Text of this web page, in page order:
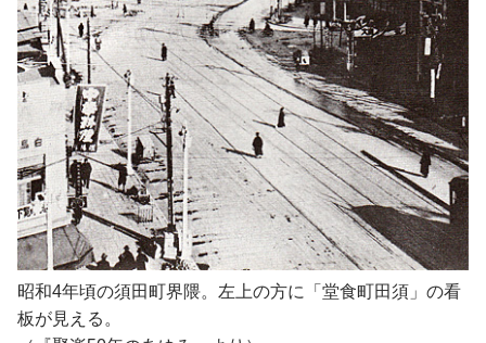
昭和4年頃の須田町界隈。左上の方に「堂食町田須」の看
板が見える。